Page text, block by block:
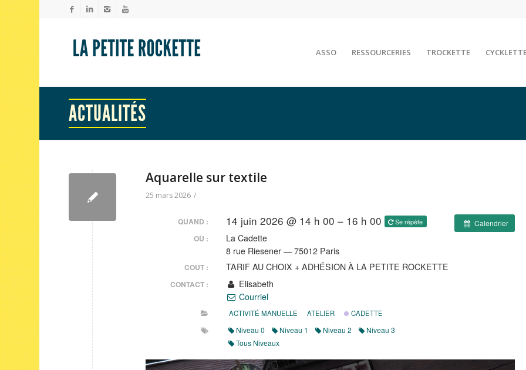
ASSO RESSOURCERIES TROCKETTE
ACTUALITÉS
Aquarelle sur textile
25 mars 2026 /
Calendrier
QUAND : 14 juin 2026 @ 14 h 00 – 16 h 00 Se répète
OÙ :
La Cadette
8 rue Riesener — 75012 Paris
COÛT : TARIF AU CHOIX + ADHÉSION À LA PETITE ROCKETTE
CONTACT :
Elisabeth
Courriel
ACTIVITÉ MANUELLE ATELIER CADETTE
Niveau 0 Niveau 1 Niveau 2
Niveau 3
Tous Niveaux